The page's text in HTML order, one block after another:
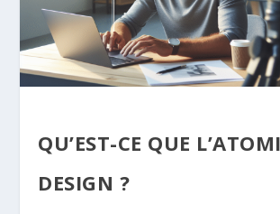
QU’EST-CE QUE
DESIGN ?